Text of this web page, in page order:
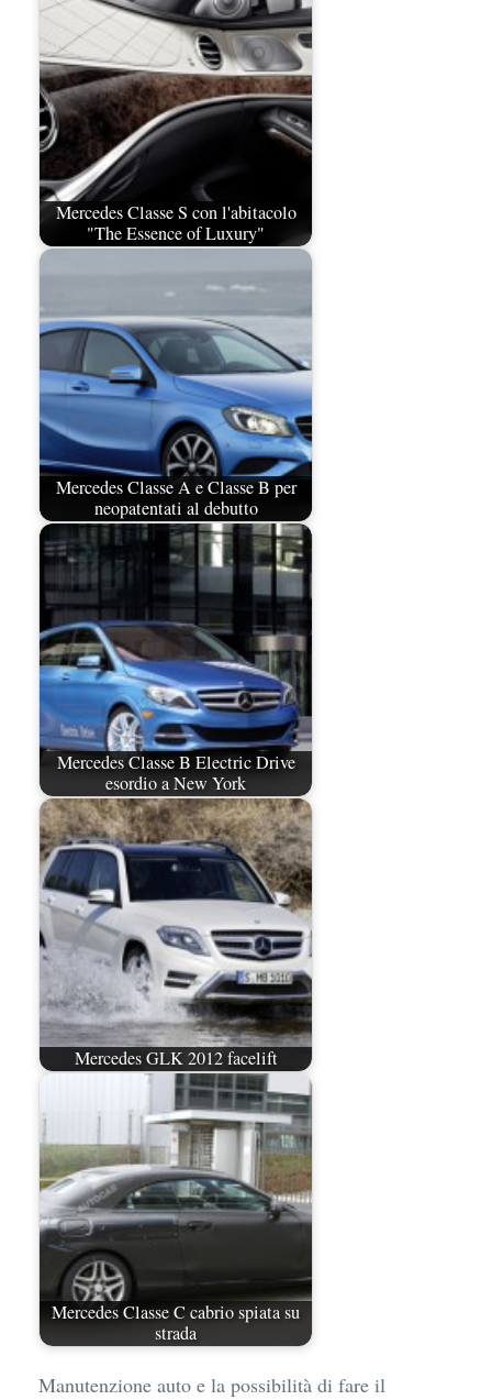
Mercedes Classe S con l'abitacolo
"The Essence of Luxury"
Mercedes Classe A e Classe B per
neopatentati al debutto
Mercedes Classe B Electric Drive
esordio a New York
Mercedes GLK 2012 facelift
Mercedes Classe C cabrio spiata su
strada
Manutenzione auto e la possibilità di fare il